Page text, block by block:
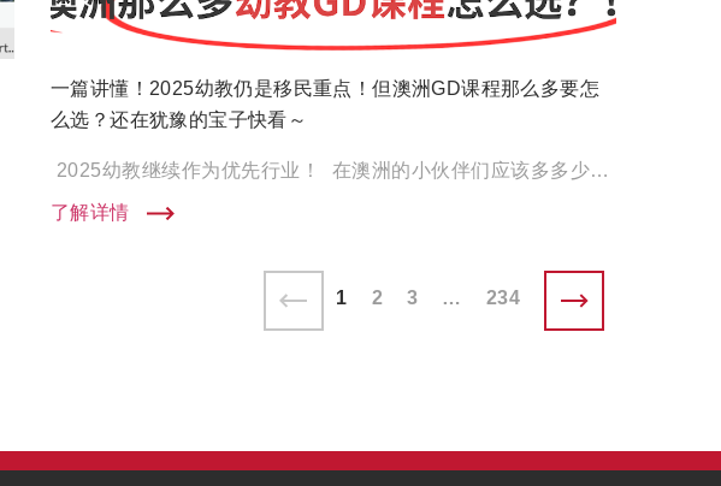
一篇讲懂！2025幼教仍是移民重点！但澳洲GD课程那么多要怎
么选？还在犹豫的宝子快看～
2025幼教继续作为优先行业！ 在澳洲的小伙伴们应该多多少少都听说过工党连任的消息～ 对于想要移民的宝子， […]
了解详情
1 2 3 … 234